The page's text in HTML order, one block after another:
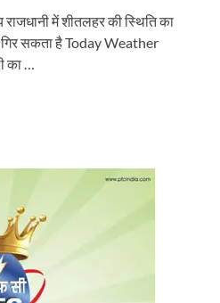
राजधानी में शीतलहर की स्थिति का
गिर सकता है Today Weather
का …